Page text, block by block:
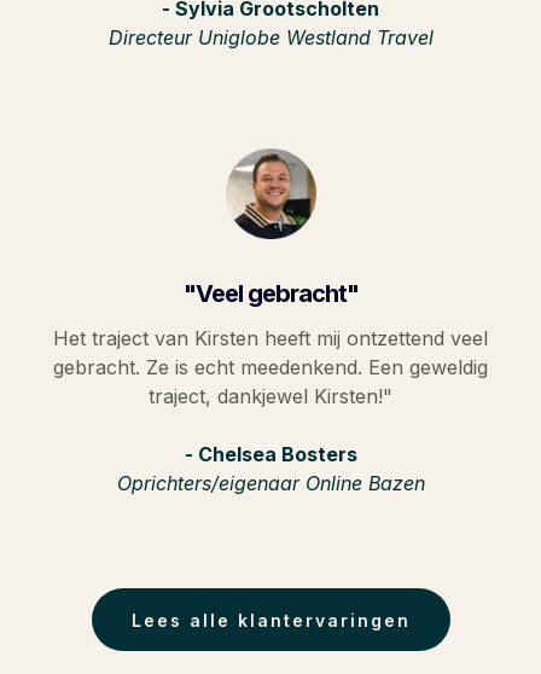
- Sylvia Grootscholten
Directeur Uniglobe Westland Travel
"Veel gebracht"
Het traject van Kirsten heeft mij ontzettend veel
gebracht. Ze is echt meedenkend. Een geweldig
traject, dankjewel Kirsten!"
- Chelsea Bosters
Oprichters/eigenaar Online Bazen
Lees alle klantervaringen